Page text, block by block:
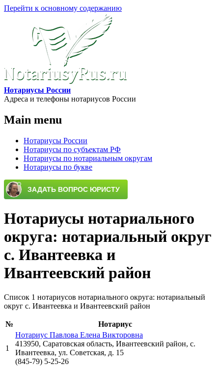
Перейти к основному содержанию
Нотариусы России
Адреса и телефоны нотариусов России
Main menu
Нотариусы России
Нотариусы по субъектам РФ
Нотариусы по нотариальным округам
Нотариусы по букве
Нотариусы нотариального
округа: нотариальный округ
с. Ивантеевка и
Ивантеевский район
Список 1 нотариусов нотариального округа: нотариальный
округ с. Ивантеевка и Ивантеевский район
№ Нотариус
1
Нотариус Павлова Елена Викторовна
413950, Саратовская область, Ивантеевский район, с.
Ивантеевка, ул. Советская, д. 15
(845-79) 5-25-26